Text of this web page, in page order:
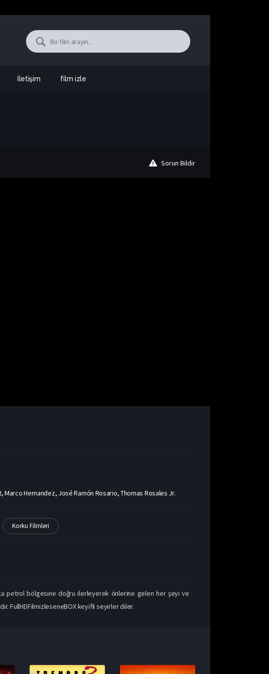
İletişim film izle
Sorun Bildir
Hernandez, José Ramón Rosario, Thomas Rosales Jr.
Korku Filmleri
petrol bölgesine doğru ilerleyerek önlerine gelen her şeyi ve
FullHDFilmizleseneBOX keyifli seyirler diler.